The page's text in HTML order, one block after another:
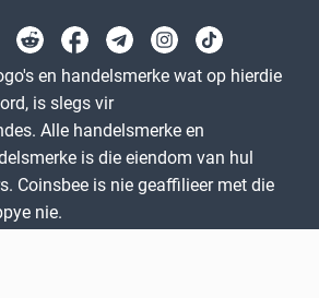
en handelsmerke wat op hierdie
is slegs vir
Alle handelsmerke en
is die eiendom van hul
Coinsbee is nie geaffilieer met die
nie.